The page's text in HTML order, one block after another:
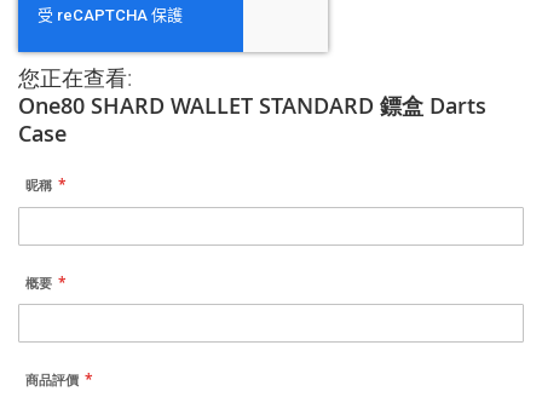
您正在查看:
One80 SHARD WALLET STANDARD 鏢盒 Darts
Case
昵稱
概要
商品評價